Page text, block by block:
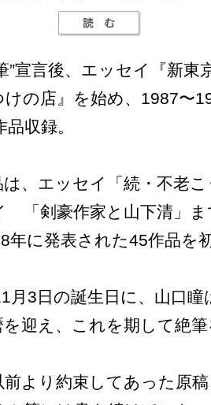
”宣言後、エッセイ『新東
けの店』を始め、1987〜
収録。
は、エッセイ「続・不老
「剣豪作家と山下清」ま
年に発表された45作品を
月3日の誕生日に、山口瞳
を迎え、これを期して絶
前より約束してあった原